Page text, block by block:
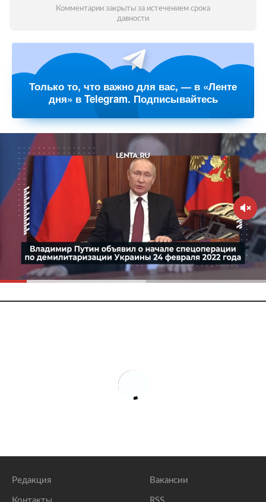
Комментарии закрыты за истечением срока
давности
Только то, что важно для вас, — в «Ленте
дня» в Telegram. Подписывайтесь
Редакция Вакансии